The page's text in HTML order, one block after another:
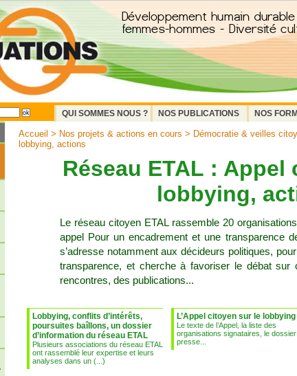
QUI SOMMES NOUS ? NOS PUBLICATIONS NOS
Accueil > Nos projets & actions en cours > Démocratie & veilles
lobbying, actions
Réseau ETAL :
lobbying,
Le réseau citoyen ETAL rassemble 20
appel Pour un encadrement et une transparence
s’adresse notamment aux décideurs politiques,
transparence, et cherche à favoriser le débat sur
rencontres, des publications...
Lobbying, conflits d’intérêts,
poursuites baîllons, un dossier
d’information du réseau ETAL
Plusieurs associations du réseau ETAL
ont rassemblé leur expertise et leurs
analyses dans un (...)
L’Appel citoyen sur le lobbying
Le texte de l’Appel, la liste des
organisations signataires, le
presse...